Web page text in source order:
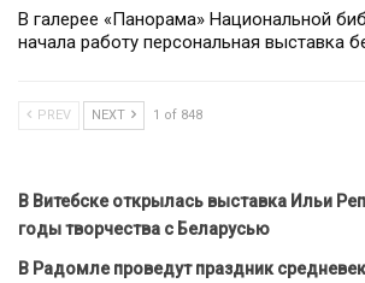
В галерее «Панорама» Национальной
начала работу персональная выставка
PREV NEXT 1 of 848
В Витебске открылась выставка Ильи
годы творчества с Беларусью
В Радомле проведут праздник